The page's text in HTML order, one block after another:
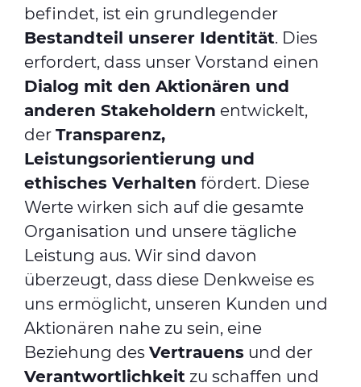
befindet, ist ein grundlegender
Bestandteil unserer Identität. Dies
erfordert, dass unser Vorstand einen
Dialog mit den Aktionären und
anderen Stakeholdern entwickelt,
der Transparenz,
Leistungsorientierung und
ethisches Verhalten fördert. Diese
Werte wirken sich auf die gesamte
Organisation und unsere tägliche
Leistung aus. Wir sind davon
überzeugt, dass diese Denkweise es
uns ermöglicht, unseren Kunden und
Aktionären nahe zu sein, eine
Beziehung des Vertrauens und der
Verantwortlichkeit zu schaffen und